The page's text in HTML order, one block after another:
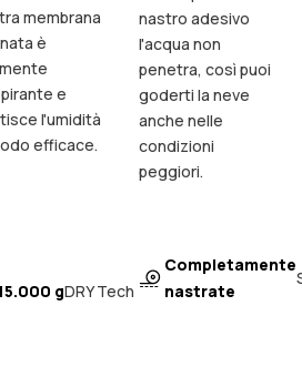
membrana
è
e
l'umidità
efficace.
gDRY Tech
nastro adesivo
l'acqua non
penetra, così puoi
goderti la neve
anche nelle
condizioni
peggiori.
Completamente
nastrate